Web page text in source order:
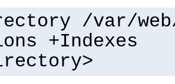
/var/
+Indexes